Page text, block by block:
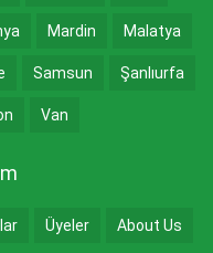
Mardin Malatya
Samsun Şanlıurfa
Van
Üyeler About Us